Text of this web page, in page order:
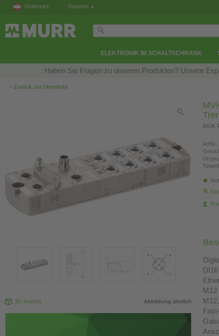
Österreich Deutsch
ELEKTRONIK IM SCHALTSCHRANK
Haben Sie Fragen zu unseren Produkten? Unsere
‹ Zurück zur Übersicht
3D-Ansicht Abbildung ähnlich
MVK
ArtNr.:
M12